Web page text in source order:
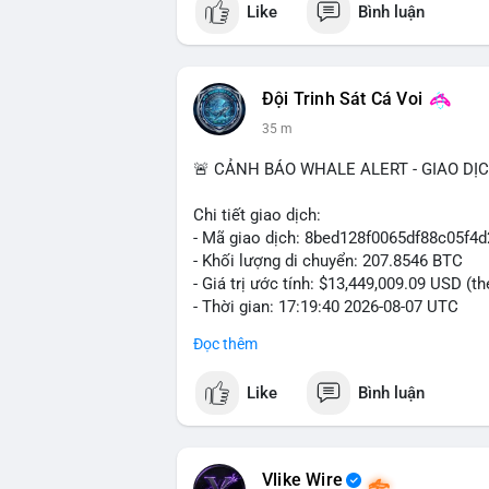
#vlikevn #titanbot
📰 Nguồn: Cointelegraph
Like Bình luận
Đội Trinh Sát Cá Voi
35 m
🚨 CẢNH BÁO WHALE ALERT - GIAO
Chi tiết giao dịch:
- Mã giao dịch:
- Khối lượng di chuyển: 207.8546 BTC
- Giá trị ước tính: $13,449,009.09 USD
- Thời gian: 17:19:40 2026-08-07 UTC
Nhận định phân tích:
lớn đang vận hành dòng vốn. Khối
sàn giao dịch phi tập trung, gợi ý khả
đặc biệt khi BTC đang dao động quanh
Đọc thêm
Like Bình luận
Vlike Wire